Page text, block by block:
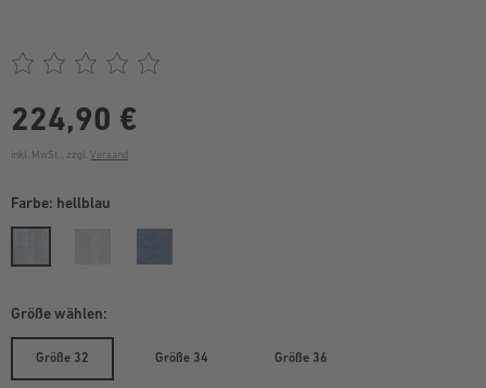
224,90 €
inkl. MwSt. , zzgl. Versand
Farbe: hellblau
Größe wählen:
Größe 32 Größe 34 Größe 36